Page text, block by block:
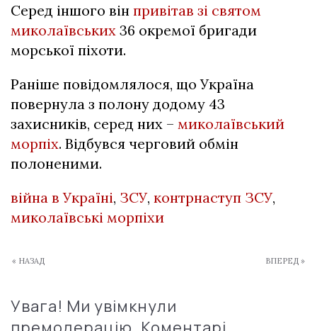
Серед іншого він привітав зі святом
миколаївських 36 окремої бригади
морської піхоти.
Раніше повідомлялося, що Україна
повернула з полону додому 43
захисників, серед них – миколаївський
морпіх. Відбувся черговий обмін
полоненими.
війна в Україні, ЗСУ, контрнаступ ЗСУ,
миколаївські морпіхи
« НАЗАД ВПЕРЕД »
Увага! Ми увімкнули